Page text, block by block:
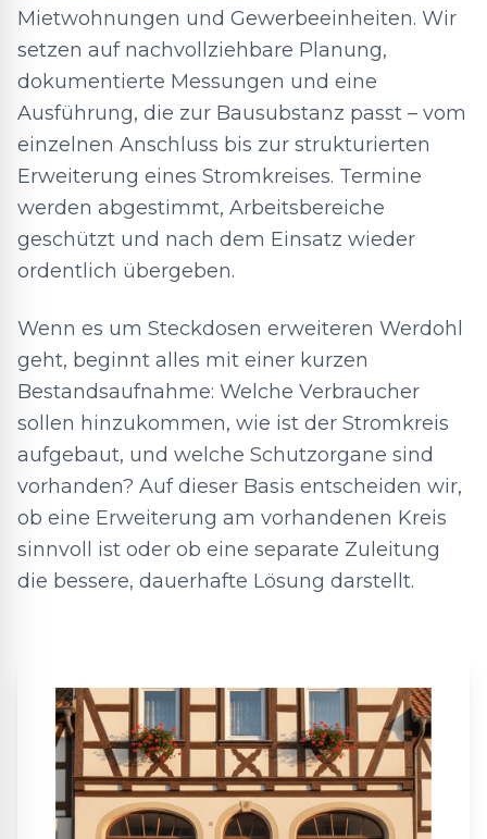
Mietwohnungen und Gewerbeeinheiten. Wir
setzen auf nachvollziehbare Planung,
dokumentierte Messungen und eine
Ausführung, die zur Bausubstanz passt – vom
einzelnen Anschluss bis zur strukturierten
Erweiterung eines Stromkreises. Termine
werden abgestimmt, Arbeitsbereiche
geschützt und nach dem Einsatz wieder
ordentlich übergeben.
Wenn es um Steckdosen erweiteren Werdohl
geht, beginnt alles mit einer kurzen
Bestandsaufnahme: Welche Verbraucher
sollen hinzukommen, wie ist der Stromkreis
aufgebaut, und welche Schutzorgane sind
vorhanden? Auf dieser Basis entscheiden wir,
ob eine Erweiterung am vorhandenen Kreis
sinnvoll ist oder ob eine separate Zuleitung
die bessere, dauerhafte Lösung darstellt.